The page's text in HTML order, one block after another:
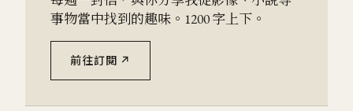
事物當中找到的趣味。1200 字上下。
前往訂閱 ↗